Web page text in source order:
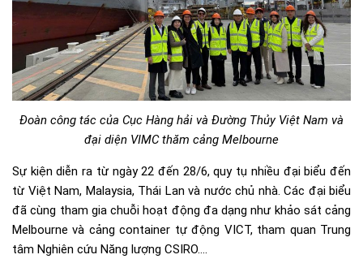
Đoàn công tác của Cục Hàng hải và Đường Thủy Việt Nam và
đại diện VIMC thăm cảng Melbourne
Sự kiện diễn ra từ ngày 22 đến 28/6, quy tụ nhiều đại biểu đến
từ Việt Nam, Malaysia, Thái Lan và nước chủ nhà. Các đại biểu
đã cùng tham gia chuỗi hoạt động đa dạng như khảo sát cảng
Melbourne và cảng container tự động VICT, tham quan Trung
tâm Nghiên cứu Năng lượng CSIRO….